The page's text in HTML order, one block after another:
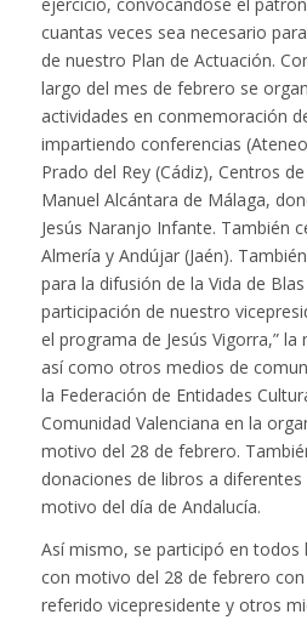
cuantas veces sea necesario
de nuestro Plan de Actuación.
largo del mes de febrero se
actividades en conmemoración
impartiendo conferencias
Prado del Rey (Cádiz), Centros
Manuel Alcántara de Málaga,
Jesús Naranjo Infante. También
Almería y Andújar (Jaén).
para la difusión de la Vida de
participación de nuestro
el programa de Jesús Vigorra,” la
así como otros medios de
la Federación de Entidades
Comunidad Valenciana en la
motivo del 28 de febrero.
donaciones de libros a
motivo del día de Andalucía.
Así mismo, se participó en
con motivo del 28 de febrero
referido vicepresidente y otros